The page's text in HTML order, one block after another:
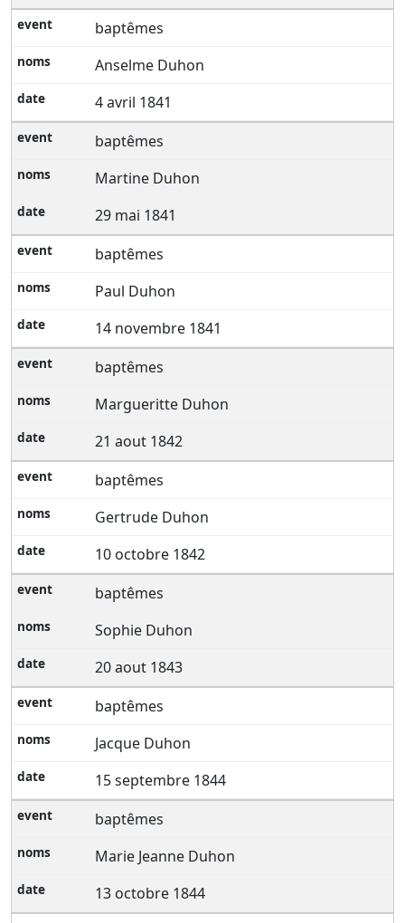
baptêmes
Anselme Duhon
4 avril 1841
baptêmes
Martine Duhon
29 mai 1841
baptêmes
Paul Duhon
14 novembre 1841
baptêmes
Margueritte Duhon
21 aout 1842
baptêmes
Gertrude Duhon
10 octobre 1842
baptêmes
Sophie Duhon
20 aout 1843
baptêmes
Jacque Duhon
15 septembre 1844
baptêmes
Marie Jeanne Duhon
13 octobre 1844